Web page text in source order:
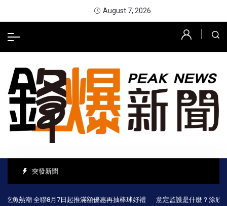
August 7, 2026
突發新聞
熱潮 全聯8月7日起推滿額優惠再抽棒球好禮 意定監護是什麼？涂欣成